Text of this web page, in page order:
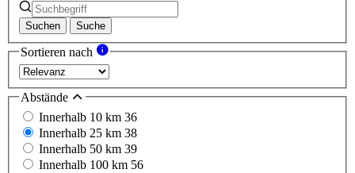
Suchen Suche
Sortieren nach
Abstände
Innerhalb 10 km 36
Innerhalb 25 km 38
Innerhalb 50 km 39
Innerhalb 100 km 56